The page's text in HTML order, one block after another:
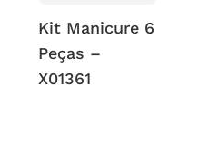
Kit Manicure 6
Peças –
X01361